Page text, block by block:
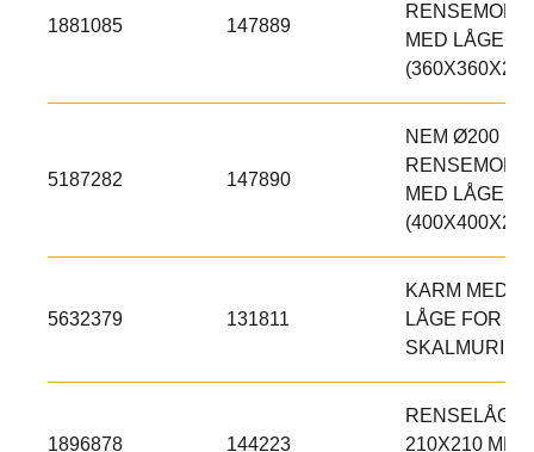
1881085 147889
MED LÅGE
5187282 147890
NEM Ø200
MED LÅGE
5632379 131811
KARM MED
LÅGE FOR
SKALMURING
1896878 144223
RENSELÅGE
210X210 MM